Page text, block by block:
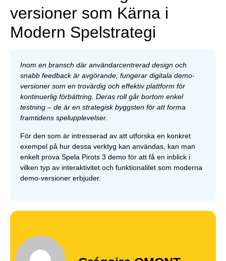
versioner som Kärna i
Modern Spelstrategi
Inom en bransch där användarcentrerad design och
snabb feedback är avgörande, fungerar digitala demo-
versioner som en trovärdig och effektiv plattform för
kontinuerlig förbättring. Deras roll går bortom enkel
testning – de är en strategisk byggsten för att forma
framtidens spelupplevelser.
För den som är intresserad av att utforska en konkret
exempel på hur dessa verktyg kan användas, kan man
enkelt prova Spela Pirots 3 demo för att få en inblick i
vilken typ av interaktivitet och funktionalitet som moderna
demo-versioner erbjuder.